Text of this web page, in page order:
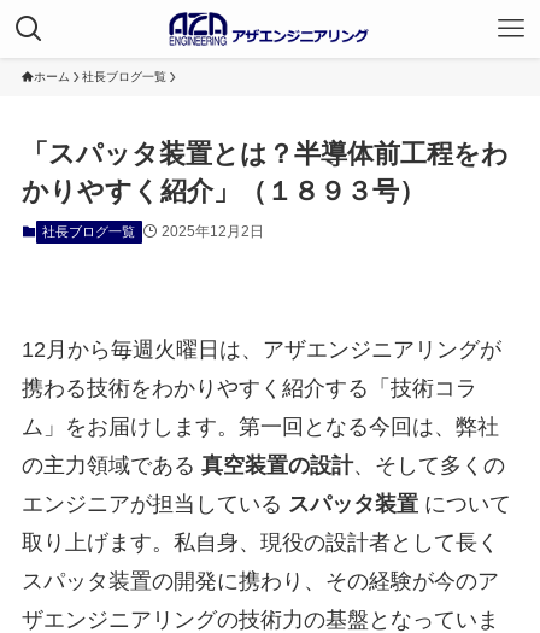
ホーム 社長ブログ一覧
「スパッタ装置とは？半導体前工程をわ
かりやすく紹介」（１８９３号）
社長ブログ一覧 2025年12月2日
12月から毎週火曜日は、アザエンジニアリングが
携わる技術をわかりやすく紹介する「技術コラ
ム」をお届けします。第一回となる今回は、弊社
の主力領域である 真空装置の設計、そして多くの
エンジニアが担当している スパッタ装置について
取り上げます。私自身、現役の設計者として長く
スパッタ装置の開発に携わり、その経験が今のア
ザエンジニアリングの技術力の基盤となっていま